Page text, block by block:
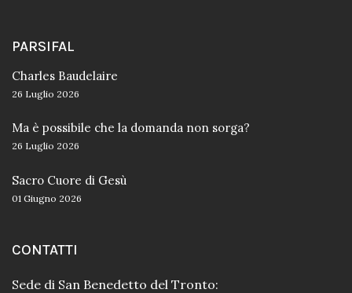
PARSIFAL
Charles Baudelaire
26 Luglio 2026
Ma è possibile che la domanda non sorga?
26 Luglio 2026
Sacro Cuore di Gesù
01 Giugno 2026
CONTATTI
Sede di San Benedetto del Tronto: